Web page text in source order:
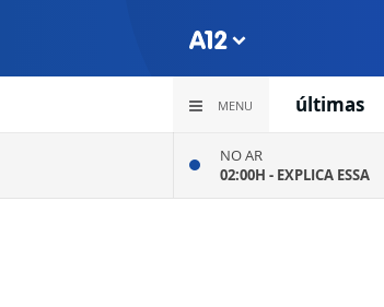
MENU últimas
NO AR
02:00H - EXPLICA ESSA